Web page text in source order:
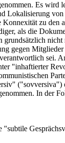
Es wird
Lokalisierung
zu den
als die
gegen
sei.
"inhaftierter
In der
"subtile